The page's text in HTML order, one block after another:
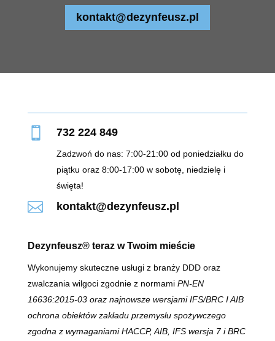
kontakt@dezynfeusz.pl
 732 224 849
Zadzwoń do nas: 7:00-21:00 od poniedziałku do
piątku oraz 8:00-17:00 w sobotę, niedzielę i
święta!
 kontakt@dezynfeusz.pl
Dezynfeusz® teraz w Twoim mieście
Wykonujemy skuteczne usługi z branży DDD oraz
zwalczania wilgoci zgodnie z normami PN-EN
16636:2015-03 oraz najnowsze wersjami IFS/BRC I AIB
ochrona obiektów zakładu przemysłu spożywczego
zgodna z wymaganiami HACCP, AIB, IFS wersja 7 i BRC